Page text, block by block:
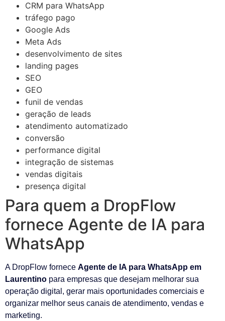
CRM para WhatsApp
tráfego pago
Google Ads
Meta Ads
desenvolvimento de sites
landing pages
SEO
GEO
funil de vendas
geração de leads
atendimento automatizado
conversão
performance digital
integração de sistemas
vendas digitais
presença digital
Para quem a DropFlow
fornece Agente de IA para
WhatsApp
A DropFlow fornece Agente de IA para WhatsApp em
Laurentino para empresas que desejam melhorar sua
operação digital, gerar mais oportunidades comerciais e
organizar melhor seus canais de atendimento, vendas e
marketing.